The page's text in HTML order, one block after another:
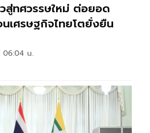
สู่ทศวรรษใหม่ ต่อยอด
เศรษฐกิจไทยโตยั่งยืน
06:04 น.